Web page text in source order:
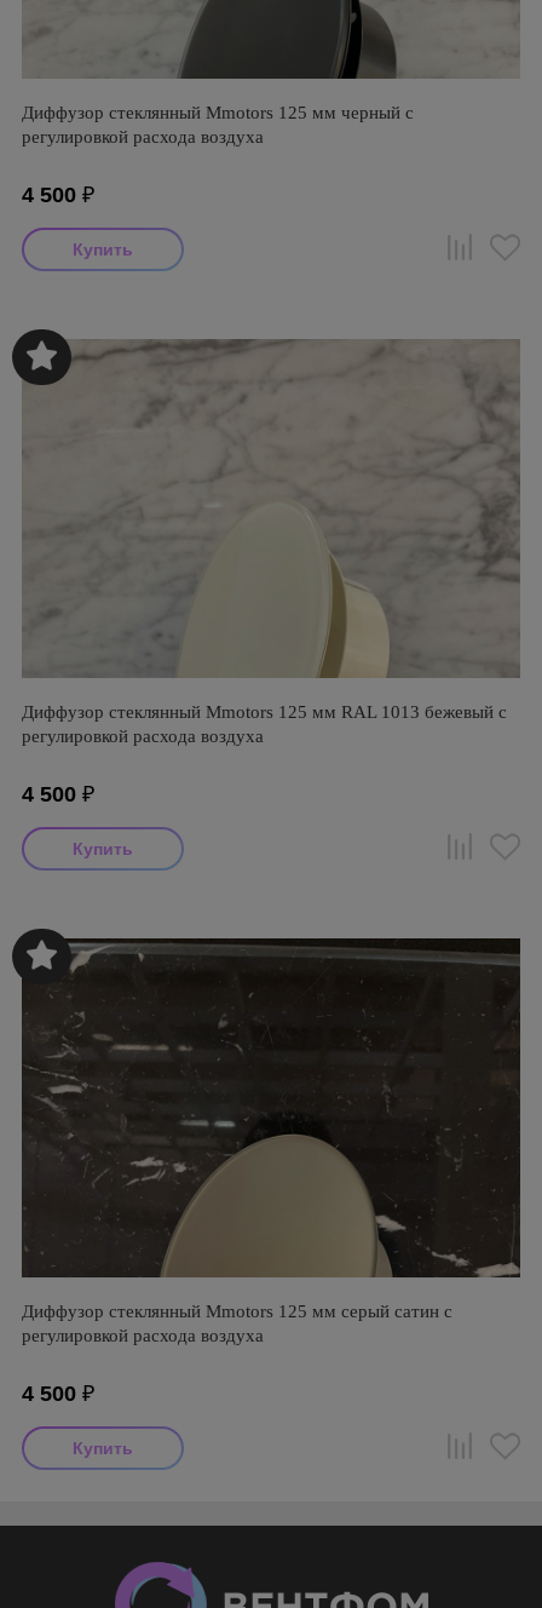
Диффузор стеклянный Mmotors 125 мм черный с
регулировкой расхода воздуха
4 500 ₽
Диффузор стеклянный Mmotors 125 мм RAL 1013 бежевый с
регулировкой расхода воздуха
4 500 ₽
Диффузор стеклянный Mmotors 125 мм серый сатин с
регулировкой расхода воздуха
4 500 ₽